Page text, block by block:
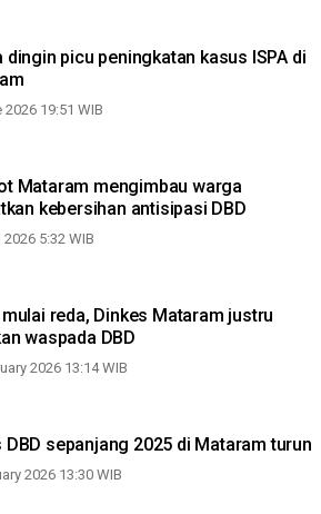
dingin picu peningkatan kasus ISPA di
2026 19:51 WIB
Mataram mengimbau warga
kebersihan antisipasi DBD
5:32 WIB
reda, Dinkes Mataram justru
waspada DBD
2026 13:14 WIB
DBD sepanjang 2025 di Mataram turun
2026 13:30 WIB